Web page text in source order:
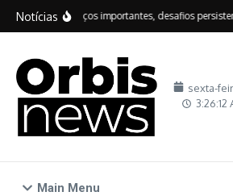
Ir para o conteúdo
Notícias
IDEB: avanços importantes, desafios
sexta-
3:26:12
Main Menu